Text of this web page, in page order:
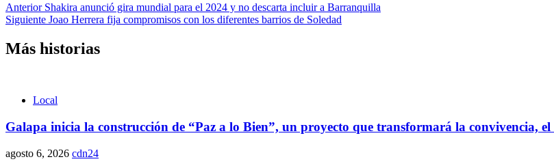
AnteriorShakira anunció gira mundial para el 2024 y no descarta incluir a Barranquilla
Siguiente Joao Herrera fija compromisos con los diferentes barrios de Soledad
Más historias
Local
Galapa inicia la construcción de “Paz a lo Bien”, un proyecto que transformará la convivencia,
agosto 6, 2026 cdn24